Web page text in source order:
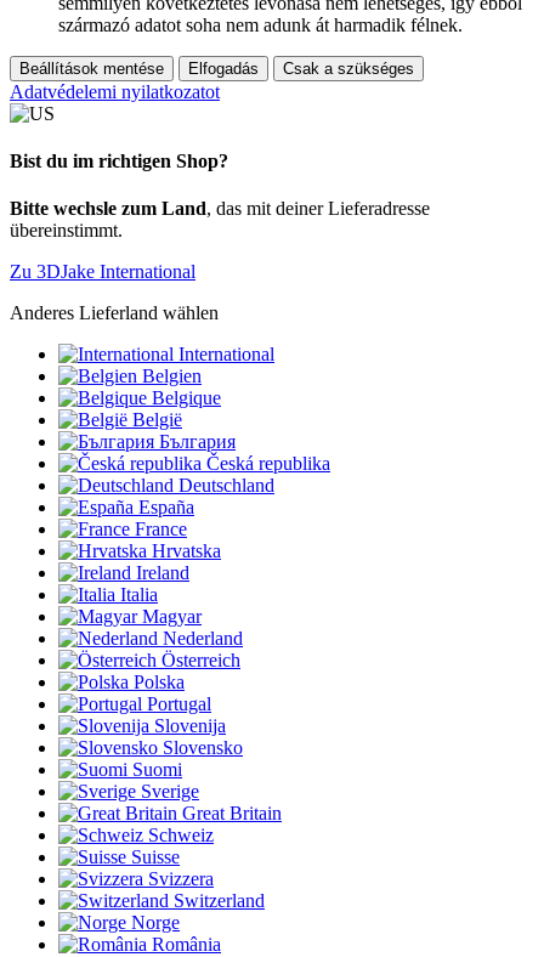
származó adatot soha nem adunk át harmadik félnek.
Beállítások mentése Elfogadás Csak a szükséges
Adatvédelemi nyilatkozatot
Bist du im richtigen Shop?
Bitte wechsle zum Land, das mit deiner Lieferadresse
übereinstimmt.
Zu 3DJake International
Anderes Lieferland wählen
International
Belgien
Belgique
België
България
Česká republika
Deutschland
España
France
Hrvatska
Ireland
Italia
Magyar
Nederland
Österreich
Polska
Portugal
Slovenija
Slovensko
Suomi
Sverige
Great Britain
Schweiz
Suisse
Svizzera
Switzerland
Norge
România